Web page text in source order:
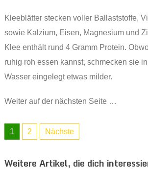
Kleeblätter stecken voller Ballaststoffe,
sowie Kalzium, Eisen, Magnesium und
Klee enthält rund 4 Gramm Protein.
ruhig roh essen kannst, schmecken sie
Wasser eingelegt etwas milder.
Weiter auf der nächsten Seite …
1 2 Nächste
Weitere Artikel, die dich